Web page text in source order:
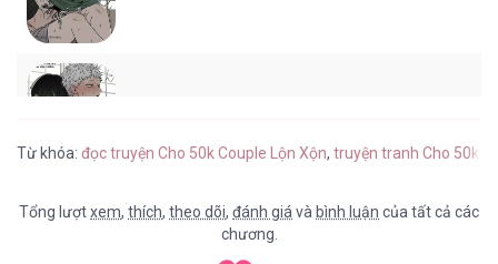
Từ khóa: đọc truyện Cho 50k Couple Lộn Xộn, truyện tranh Cho 50k
Tổng lượtxem, thích, theo dõi, đánh giá và bình luận của tất cả các
chương.